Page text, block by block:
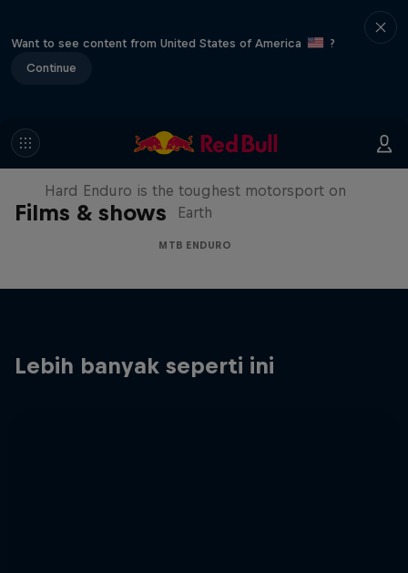
Want to see content from United States of America
?
Continue
Films & shows
Hard Enduro 2025: The Hardest
Season Yet?
Hard Enduro is the toughest motorsport on
Earth
MTB ENDURO
Lebih banyak seperti ini